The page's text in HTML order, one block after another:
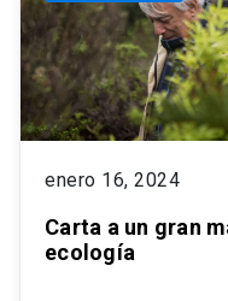
enero 16, 2024
Carta a un gran
ecología